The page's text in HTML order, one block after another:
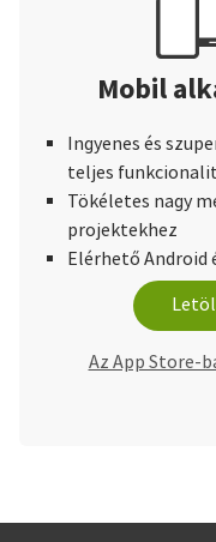
Mobil
Ingyenes és
teljes
Tökéletes nagy
projektekhez
Elérhető Android
Az App Store-